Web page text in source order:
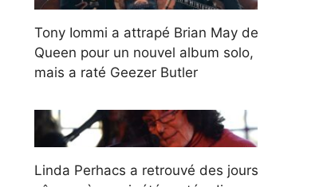
Tony Iommi a attrapé Brian May de
Queen pour un nouvel album solo,
mais a raté Geezer Butler
Linda Perhacs a retrouvé des jours